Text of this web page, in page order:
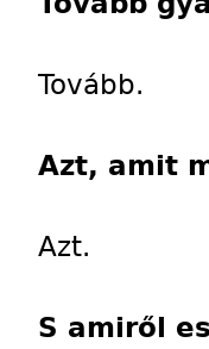
Tovább.
Azt, amit
Azt.
S amiről